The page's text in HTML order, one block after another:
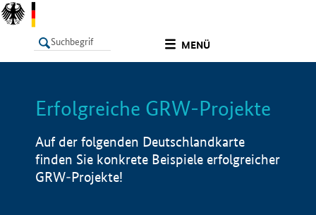
MENÜ
LISTE Info
Erfolgreiche GRW-Projekte
Auf der folgenden Deutschlandkarte
finden Sie konkrete Beispiele erfolgreicher
GRW-Projekte!